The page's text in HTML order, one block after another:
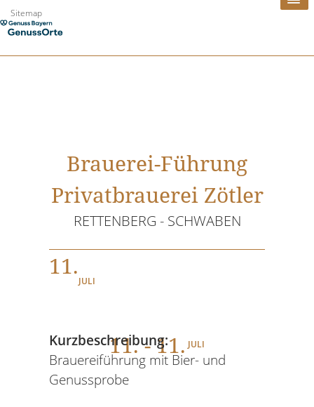
Zum
Inhalt
Sitemap
Brauerei-Führung
Privatbrauerei Zötler
RETTENBERG - SCHWABEN
11.
JULI
11. - 11. JULI
Kurzbeschreibung:
Brauereiführung mit Bier- und
Genussprobe